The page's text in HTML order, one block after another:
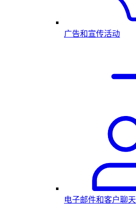
广告和宣传活动
电子邮件和客户聊天